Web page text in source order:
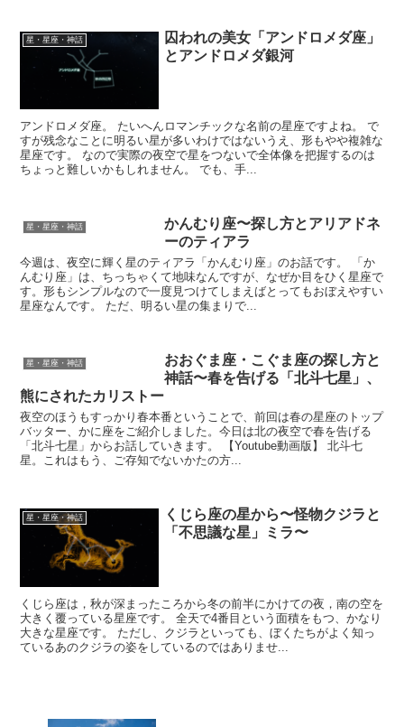
星・星座・神話
囚われの美女「アンドロメダ座」
とアンドロメダ銀河
アンドロメダ座。 たいへんロマンチックな名前の星座ですよね。 で
すが残念なことに明るい星が多いわけではないうえ、形もやや複雑な
星座です。 なので実際の夜空で星をつないで全体像を把握するのは
ちょっと難しいかもしれません。 でも、手...
星・星座・神話
かんむり座〜探し方とアリアドネ
ーのティアラ
今週は、夜空に輝く星のティアラ「かんむり座」のお話です。 「か
んむり座」は、ちっちゃくて地味なんですが、なぜか目をひく星座で
す。形もシンプルなので一度見つけてしまえばとってもおぼえやすい
星座なんです。 ただ、明るい星の集まりで...
星・星座・神話
おおぐま座・こぐま座の探し方と
神話〜春を告げる「北斗七星」、
熊にされたカリストー
夜空のほうもすっかり春本番ということで、前回は春の星座のトップ
バッター、かに座をご紹介しました。今日は北の夜空で春を告げる
「北斗七星」からお話していきます。 【Youtube動画版】 北斗七
星。これはもう、ご存知でないかたの方...
星・星座・神話
くじら座の星から〜怪物クジラと
「不思議な星」ミラ〜
くじら座は，秋が深まったころから冬の前半にかけての夜，南の空を
大きく覆っている星座です。 全天で4番目という面積をもつ、かなり
大きな星座です。 ただし、クジラといっても、ぼくたちがよく知っ
ているあのクジラの姿をしているのではありませ...